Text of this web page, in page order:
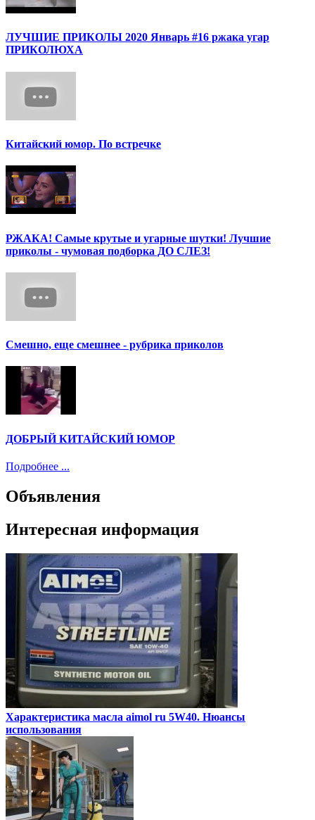
ЛУЧШИЕ ПРИКОЛЫ 2020 Январь #16 ржака угар
ПРИКОЛЮХА
Китайский юмор. По встречке
РЖАКА! Самые крутые и угарные шутки! Лучшие
приколы - чумовая подборка ДО СЛЕЗ!
Смешно, еще смешнее - рубрика приколов
ДОБРЫЙ КИТАЙСКИЙ ЮМОР
Подробнее ...
Объявления
Интересная информация
Характеристика масла aimol ru 5W40. Нюансы
использования